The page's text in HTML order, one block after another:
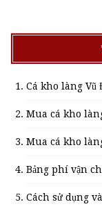
Cá kho làng Vũ
Mua cá kho
Mua cá kho
Bảng phí vận
Cách sử dụng